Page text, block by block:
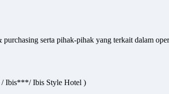
serta pihak-pihak yang terkait dalam
Ibis***/ Ibis Style Hotel )